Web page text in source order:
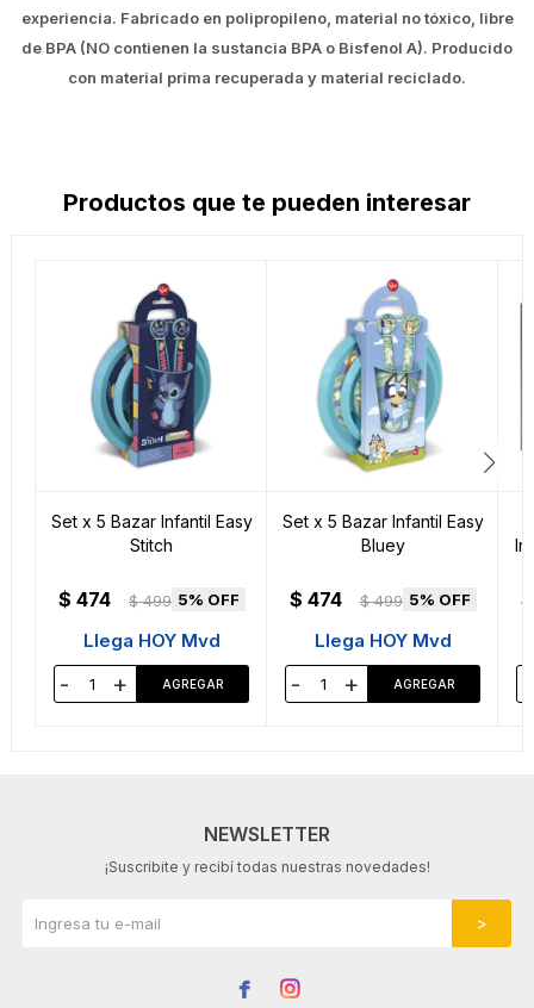
experiencia. Fabricado en polipropileno, material no tóxico, libre
de BPA (NO contienen la sustancia BPA o Bisfenol A). Producido
con material prima recuperada y material reciclado.
Productos que te pueden interesar
Set x 5 Bazar Infantil Easy
Stitch
$ 474 $ 499 5
Llega HOY Mvd
- +
Set x 5 Bazar Infantil Easy
Bluey
$ 474 $ 499 5
Llega HOY Mvd
- +
$
NEWSLETTER
¡Suscribite y recibí todas nuestras novedades!
 